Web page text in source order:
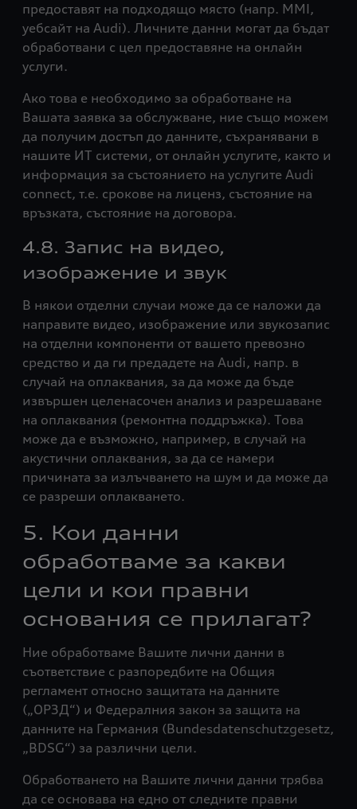
предоставят на подходящо място (напр. MMI,
уебсайт на Audi). Личните данни могат да бъдат
обработвани с цел предоставяне на онлайн
услуги.
Ако това е необходимо за обработване на
Вашата заявка за обслужване, ние също можем
да получим достъп до данните, съхранявани в
нашите ИТ системи, от онлайн услугите, както и
информация за състоянието на услугите Audi
connect, т.е. срокове на лиценз, състояние на
връзката, състояние на договора.
4.8. Запис на видео,
изображение и звук
В някои отделни случаи може да се наложи да
направите видео, изображение или звукозапис
на отделни компоненти от вашето превозно
средство и да ги предадете на Audi, напр. в
случай на оплаквания, за да може да бъде
извършен целенасочен анализ и разрешаване
на оплаквания (ремонтна поддръжка). Това
може да е възможно, например, в случай на
акустични оплаквания, за да се намери
причината за излъчването на шум и да може да
се разреши оплакването.
5. Кои данни
обработваме за какви
цели и кои правни
основания се прилагат?
Ние обработваме Вашите лични данни в
съответствие с разпоредбите на Общия
регламент относно защитата на данните
(„ОРЗД“) и Федералния закон за защита на
данните на Германия (Bundesdatenschutzgesetz,
„BDSG“) за различни цели.
Oбработването на Вашите лични данни трябва
да се основава на едно от следните правни